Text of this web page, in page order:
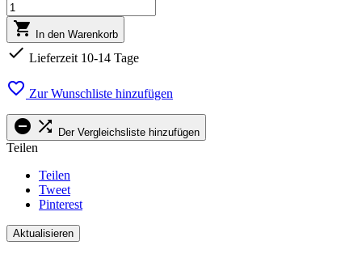
 In den Warenkorb
 Lieferzeit 10-14 Tage
 Zur Wunschliste hinzufügen
  Der Vergleichsliste hinzufügen
Teilen
Teilen
Tweet
Pinterest